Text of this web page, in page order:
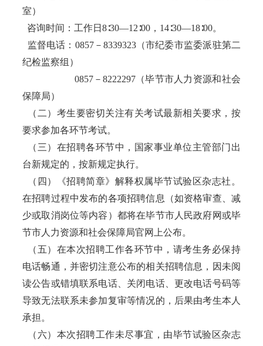
室）
咨询时间：工作日8∶30—12∶00，14∶30—18∶00。
监督电话：0857－8339323（市纪委市监委派驻第二
纪检监察组）
0857－8222297（毕节市人力资源和社会
保障局）
（二）考生要密切关注有关考试最新相关要求，按
要求参加各环节考试。
（三）在招聘各环节中，国家事业单位主管部门出
台新规定的，按新规定执行。
（四）《招聘简章》解释权属毕节试验区杂志社。
在招聘过程中发布的各项招聘信息（如资格审查、减
少或取消岗位等内容）都将在毕节市人民政府网或毕
节市人力资源和社会保障局官网上公布。
（五）在本次招聘工作各环节中，请考生务必保持
电话畅通，并密切注意公布的相关招聘信息，因未阅
读公告或错填联系电话、关闭电话、更改电话号码等
导致无法联系未参加复审等情况的，后果由考生本人
承担。
（六）本次招聘工作未尽事宜，由毕节试验区杂志